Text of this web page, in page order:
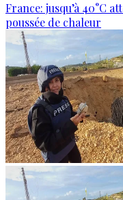
France: jusqu’à 40°C
poussée de chaleur